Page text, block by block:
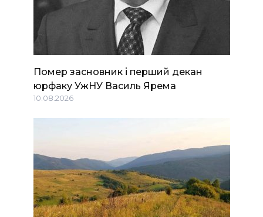
Помер засновник і перший декан
юрфаку УжНУ Василь Ярема
10.08.2026